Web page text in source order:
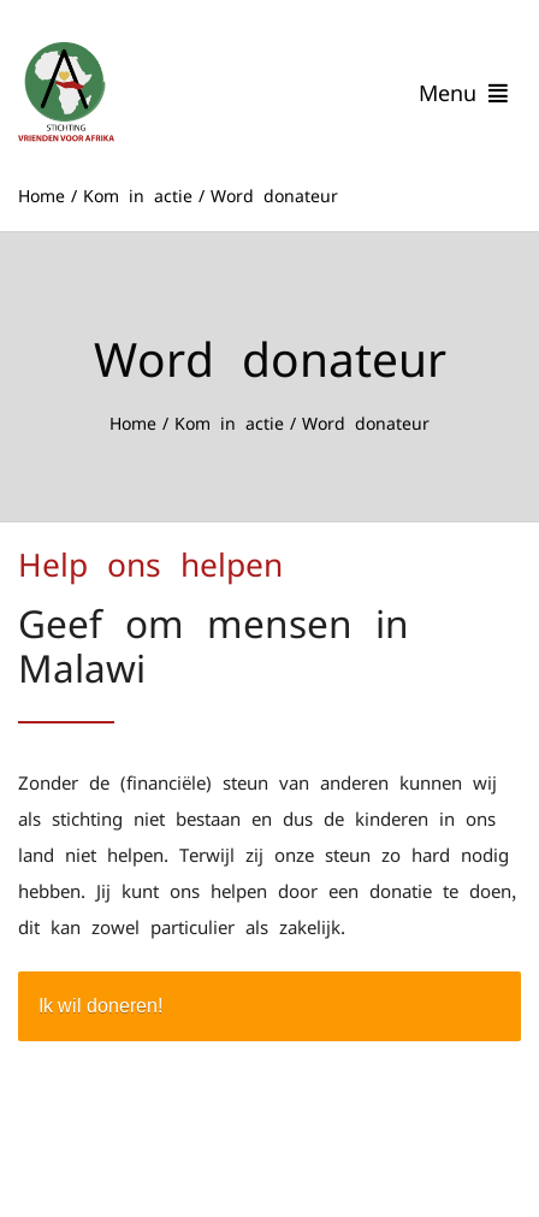
naar
inhoud
Menu
Wie zijn wij
Contact
Home Kom in actie Word donateur
Word donateur
Home Kom in actie Word donateur
Help ons helpen
Geef om mensen in
Malawi
Zonder de (financiële) steun van anderen kunnen wij
als stichting niet bestaan en dus de kinderen in ons
land niet helpen. Terwijl zij onze steun zo hard nodig
hebben. Jij kunt ons helpen door een donatie te doen,
dit kan zowel particulier als zakelijk.
Ik wil doneren!